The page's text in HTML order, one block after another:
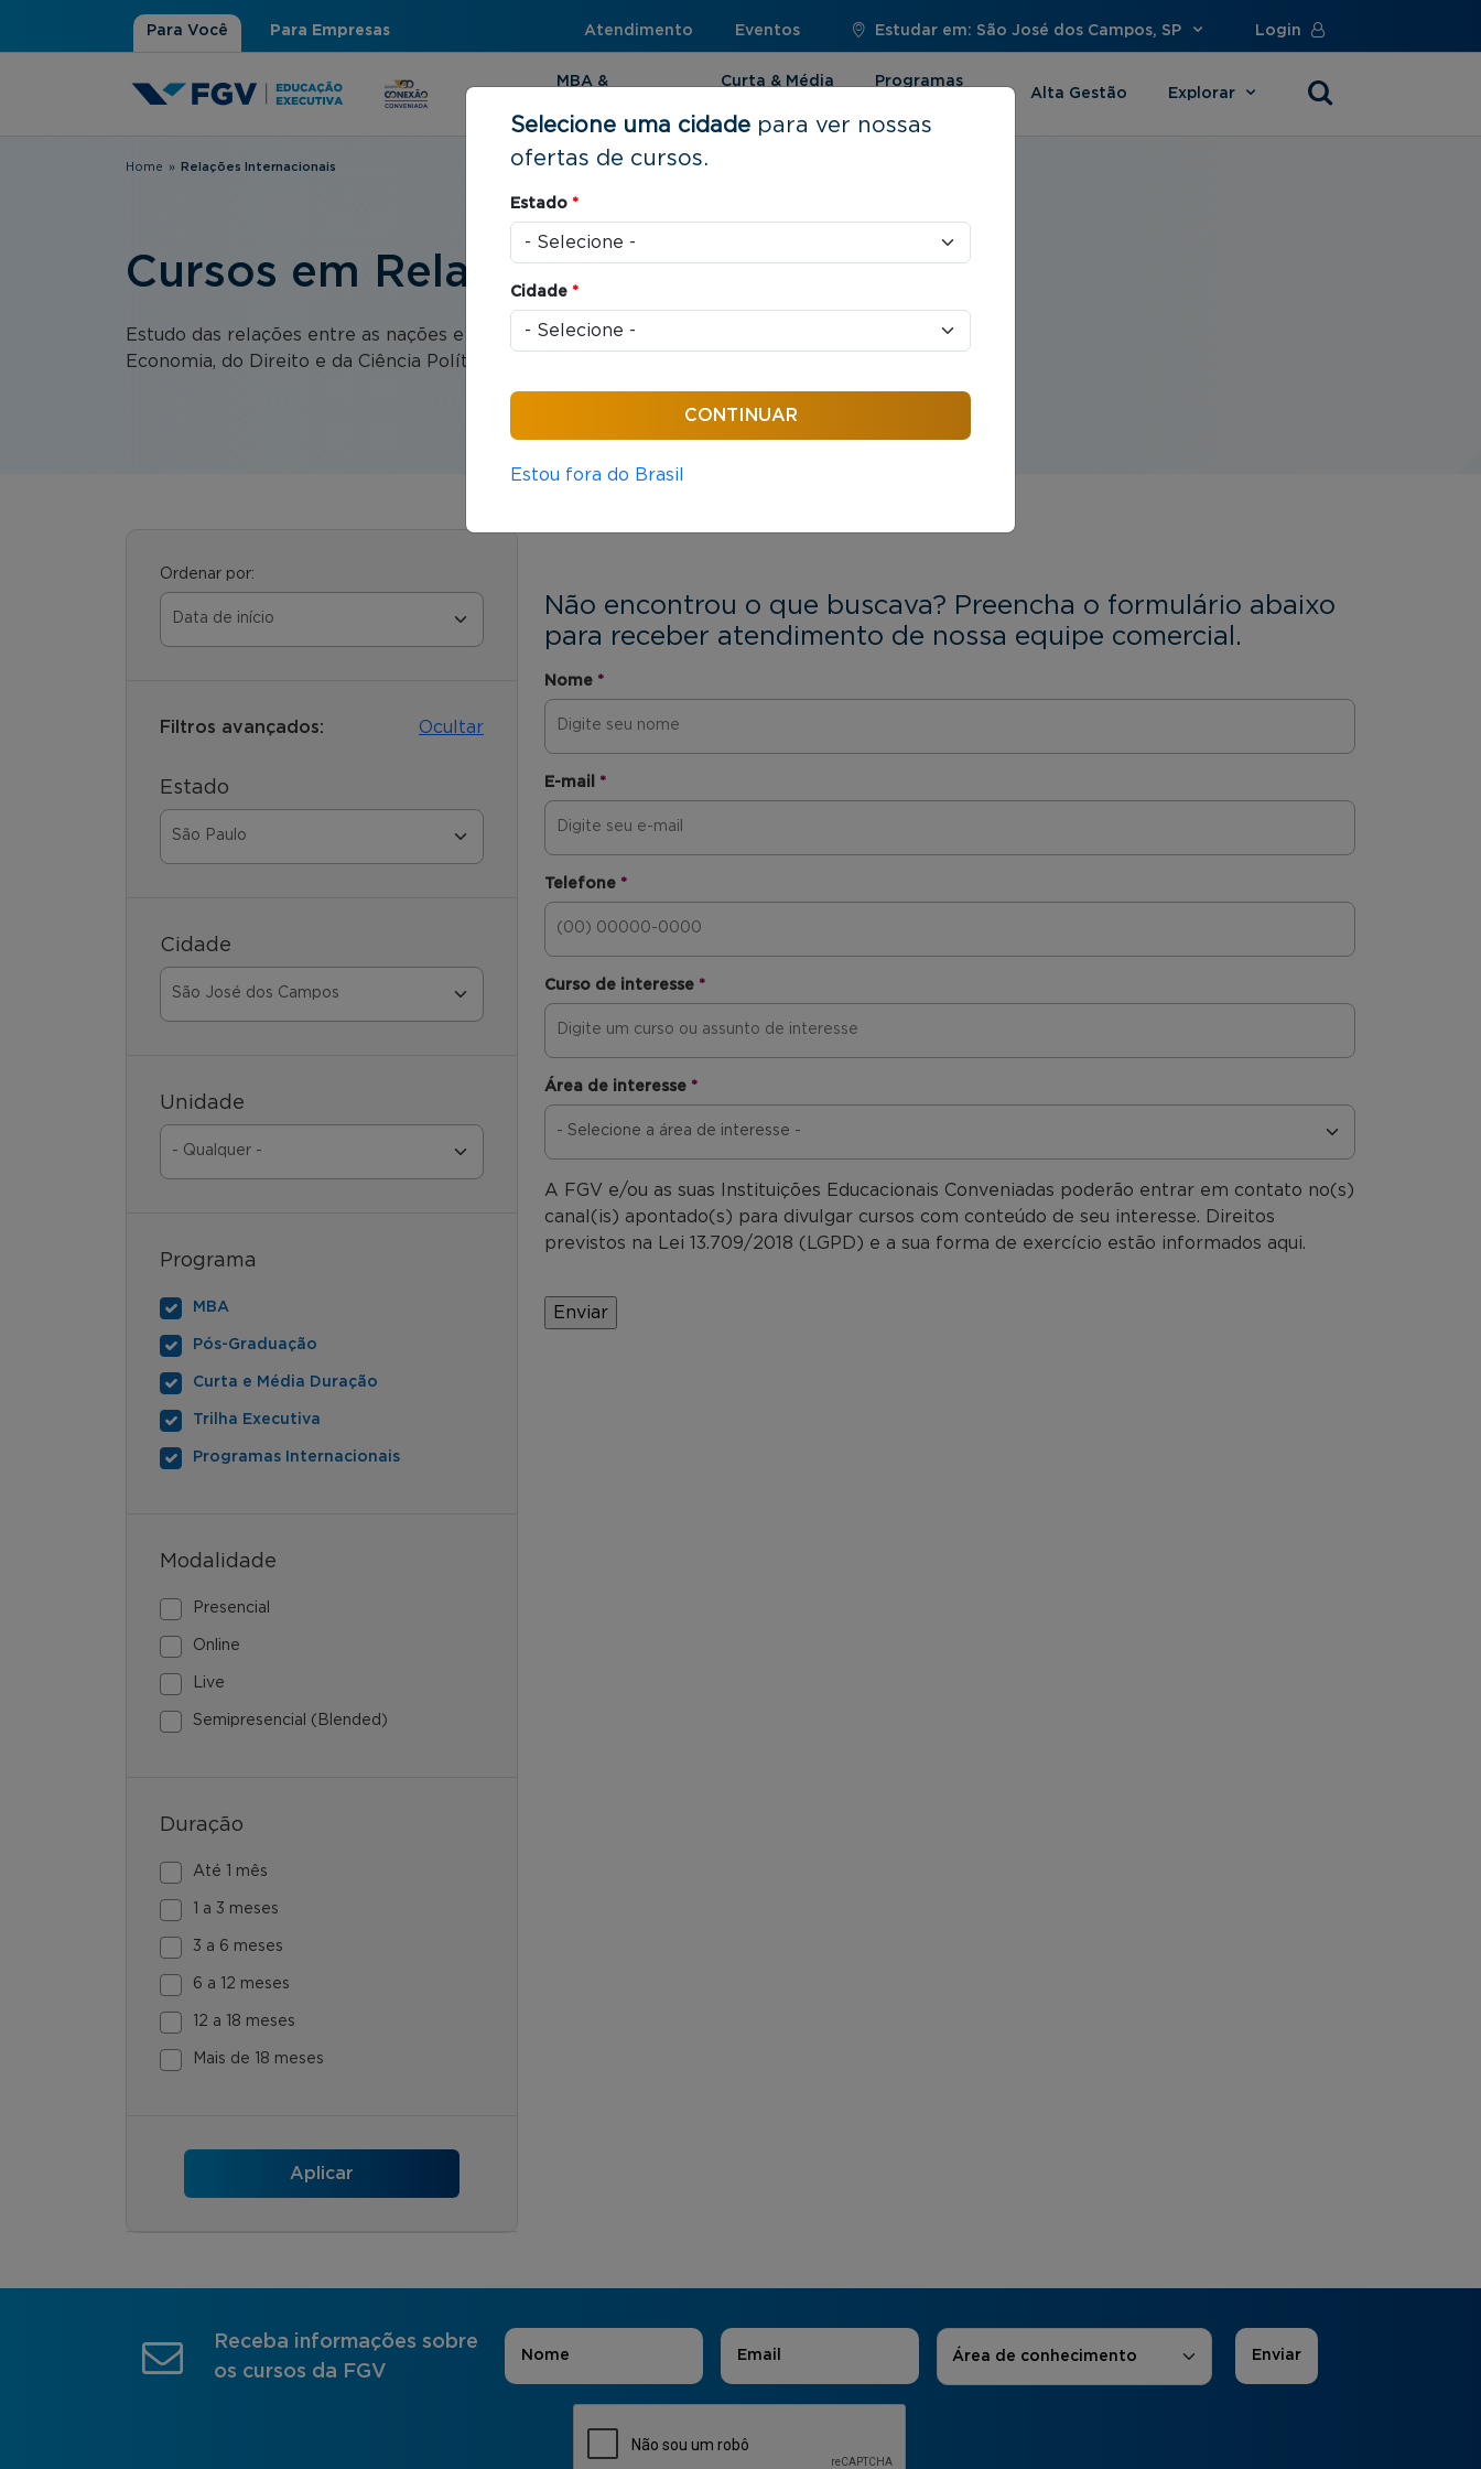
Para Você Para Empresas Atendimento Eventos Estudar em: São José dos Campos, SP Login
MBA &
Curta & Média
Programas
Alta Gestão Explorar
Você está aqui
Home » Relações Internacionais
Cursos em Relações Internacionais
Estudo das relações entre as nações e as dinâmicas globais sob o ponto de vista da
Economia, do Direito e da Ciência Política.
Ordenar por:
Filtros avançados: Ocultar
Estado
Cidade
Unidade
Programa
MBA
Pós-Graduação
Curta e Média Duração
Trilha Executiva
Programas Internacionais
Modalidade
Presencial
Online
Live
Semipresencial (Blended)
Duração
Até 1 mês
1 a 3 meses
3 a 6 meses
6 a 12 meses
12 a 18 meses
Mais de 18 meses
Não encontrou o que buscava? Preencha o formulário abaixo
para receber atendimento de nossa equipe comercial.
Nome *
E-mail *
Telefone *
Curso de interesse *
Área de interesse *
A FGV e/ou as suas Instituições Educacionais Conveniadas poderão entrar em contato no(s)
canal(is) apontado(s) para divulgar cursos com conteúdo de seu interesse. Direitos
previstos na Lei 13.709/2018 (LGPD) e a sua forma de exercício estão informados aqui.
Receba informações sobre
os cursos da FGV
Nome E-mail Áreas de Interesse
Área de conhecimento
Selecione uma cidade para ver nossas
ofertas de cursos.
Estado *
Cidade *
Estou fora do Brasil